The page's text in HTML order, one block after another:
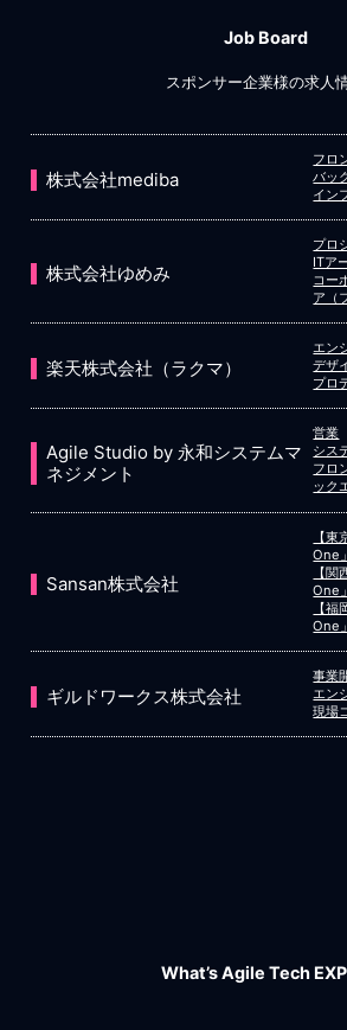
Job Board
スポンサー企業様の求人
株式会社mediba
フロ
バッ
イン
株式会社ゆめみ
プロ
ITア
コー
ア（
楽天株式会社（ラクマ）
エン
デザ
プロ
Agile Studio by 永和システムマ
ネジメント
営業
シス
フロ
ック
Sansan株式会社
【
One
【
One
【
One
ギルドワークス株式会社
事業
エン
現場
What’s Agile Tech